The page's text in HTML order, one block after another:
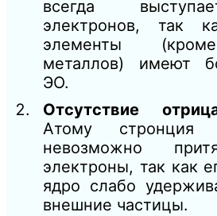
всегда
электронов, так
элементы
металлов) имеют
ЭО.
Отсутствие
Атому стронция
невозможно
электроны, так как
ядро слабо
внешние частицы.